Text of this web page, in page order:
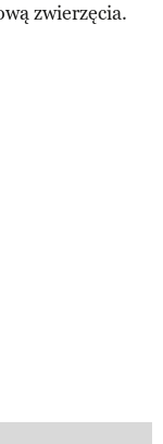
zwierzęcia.